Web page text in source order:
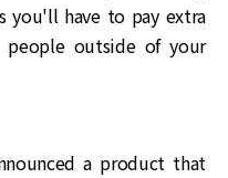
you'll have to pay extra
people outside of your
a product that